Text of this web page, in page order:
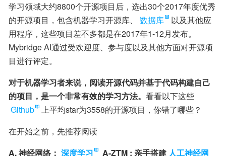
学习领域大约8800个开源项目后，选出30个2017年度优秀
的开源项目，包含机器学习开源库、
数据库
以及其他应
用程序，这些项目差不多都是在2017年1-12月发布。
Mybridge AI通过受欢迎度、参与度以及其他方面对开源项
目进行评定。
对于机器学习者来说，阅读开源代码并基于代码构建自己
的项目，是一个非常有效的学习方法。 看看以下这些
Github
上平均star为3558的开源项目，你错了哪些？
在开始之前，先推荐阅读
A. 神经网络： 深度学习 A-ZTM : 亲手搭建 人工神经网